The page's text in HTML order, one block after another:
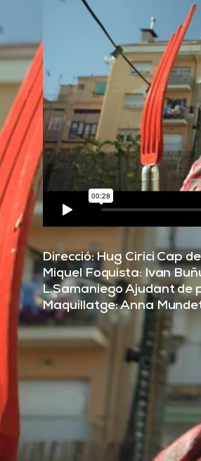
Direcció: Hug Cirici Cap
Miquel Foquista: Ivan
L.Samaniego Ajudant de
Maquillatge: Anna